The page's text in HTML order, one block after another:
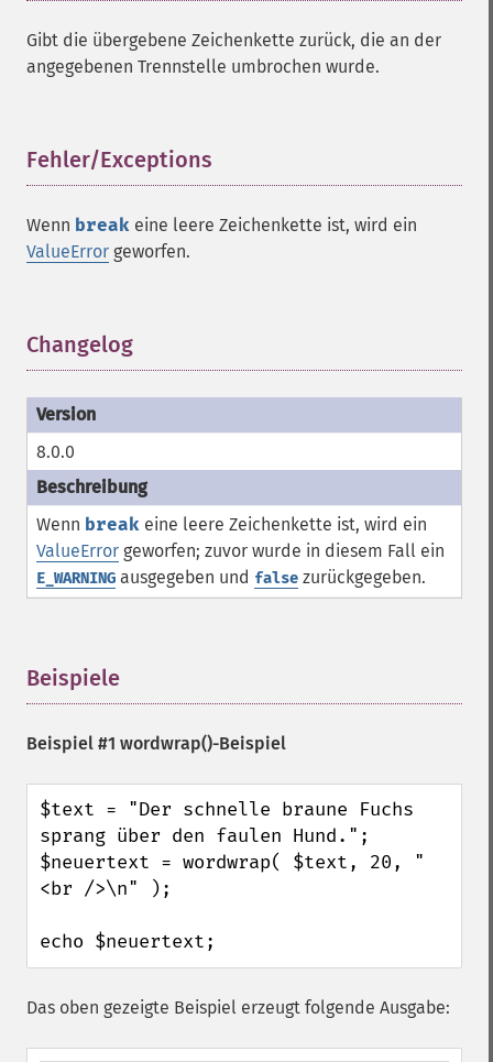
Gibt die übergebene Zeichenkette zurück, die an der
angegebenen Trennstelle umbrochen wurde.
Fehler/Exceptions
Wenn break eine leere Zeichenkette ist, wird ein
ValueError geworfen.
Changelog
8.0.0
Wenn break eine leere Zeichenkette ist, wird ein
ValueError geworfen; zuvor wurde in diesem Fall ein
E_WARNING ausgegeben und false zurückgegeben.
Beispiele
Beispiel #1 wordwrap()-Beispiel
$text = "Der schnelle braune Fuchs
sprang über den faulen Hund.";
$neuertext = wordwrap( $text, 20, "
<br />\n" );
echo $neuertext;
Das oben gezeigte Beispiel erzeugt folgende Ausgabe: